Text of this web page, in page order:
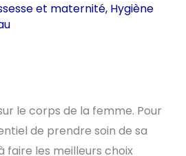
et maternité, Hygiène
le corps de la femme. Pour
de prendre soin de sa
faire les meilleurs choix